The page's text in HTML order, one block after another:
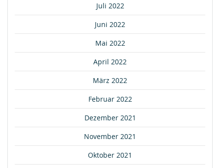
Juli 2022
Juni 2022
Mai 2022
April 2022
März 2022
Februar 2022
Dezember 2021
November 2021
Oktober 2021